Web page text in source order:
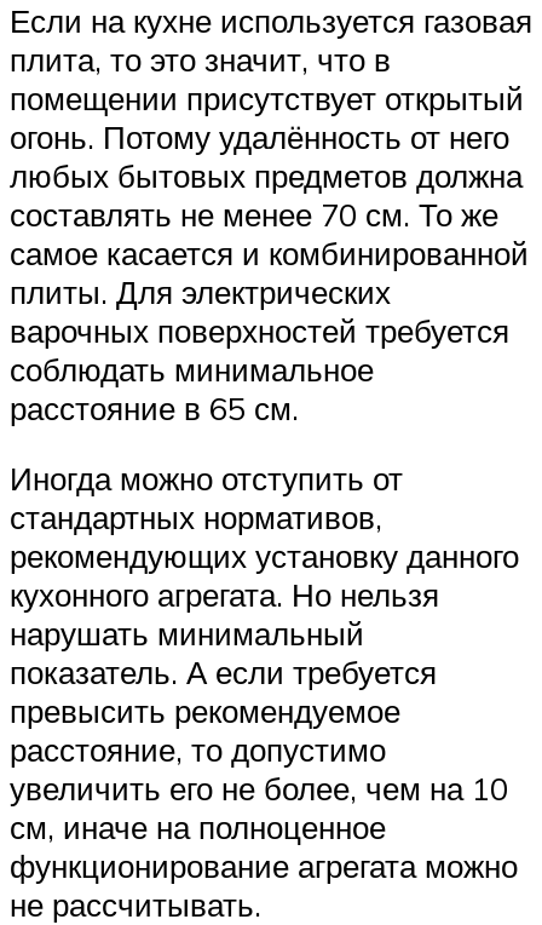
Если на кухне используется газовая
плита, то это значит, что в
помещении присутствует открытый
огонь. Потому удалённость от него
любых бытовых предметов должна
составлять не менее 70 см. То же
самое касается и комбинированной
плиты. Для электрических
варочных поверхностей требуется
соблюдать минимальное
расстояние в 65 см.
Иногда можно отступить от
стандартных нормативов,
рекомендующих установку данного
кухонного агрегата. Но нельзя
нарушать минимальный
показатель. А если требуется
превысить рекомендуемое
расстояние, то допустимо
увеличить его не более, чем на 10
см, иначе на полноценное
функционирование агрегата можно
не рассчитывать.